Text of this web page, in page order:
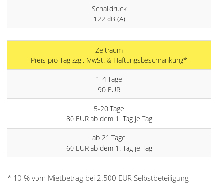
Schalldruck
122 dB (A)
Zeitraum
Preis pro Tag zzgl. MwSt. & Haftungsbeschränkung*
1-4 Tage
90 EUR
5-20 Tage
80 EUR ab dem 1. Tag je Tag
ab 21 Tage
60 EUR ab dem 1. Tag je Tag
* 10 % vom Mietbetrag bei 2.500 EUR Selbstbeteiligung